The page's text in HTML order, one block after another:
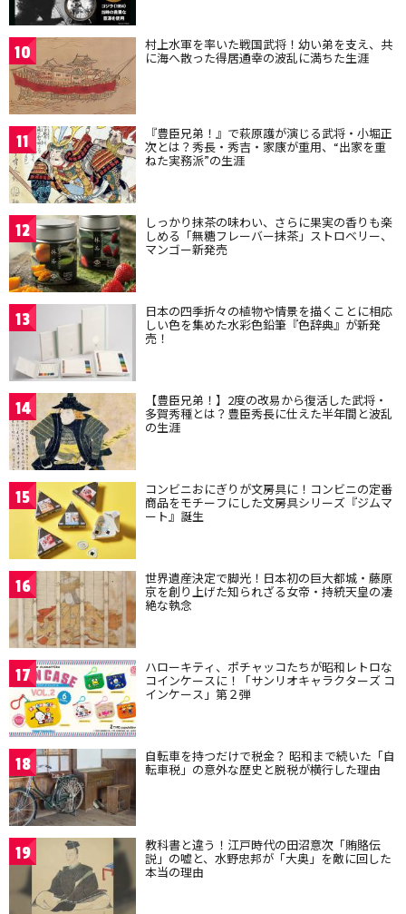
10 村上水軍を率いた戦国武将！幼い弟を支え、共
に海へ散った得居通幸の波乱に満ちた生涯
11 『豊臣兄弟！』で萩原護が演じる武将・小堀正
次とは？秀長・秀吉・家康が重用、“出家を重
ねた実務派”の生涯
12 しっかり抹茶の味わい、さらに果実の香りも楽
しめる「無糖フレーバー抹茶」ストロベリー、
マンゴー新発売
13 日本の四季折々の植物や情景を描くことに相応
しい色を集めた水彩色鉛筆『色辞典』が新発
売！
14 【豊臣兄弟！】2度の改易から復活した武将・
多賀秀種とは？豊臣秀長に仕えた半年間と波乱
の生涯
15 コンビニおにぎりが文房具に！コンビニの定番
商品をモチーフにした文房具シリーズ『ジムマ
ート』誕生
16 世界遺産決定で脚光！日本初の巨大都城・藤原
京を創り上げた知られざる女帝・持統天皇の凄
絶な執念
17 ハローキティ、ポチャッコたちが昭和レトロな
コインケースに！「サンリオキャラクターズ コ
インケース」第２弾
18 自転車を持つだけで税金？ 昭和まで続いた「自
転車税」の意外な歴史と脱税が横行した理由
19 教科書と違う！江戸時代の田沼意次「賄賂伝
説」の嘘と、水野忠邦が「大奥」を敵に回した
本当の理由